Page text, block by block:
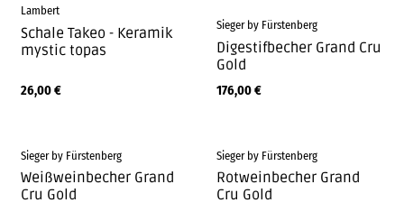
Lambert
Schale Takeo - Keramik
mystic topas
26,00€
Sieger by Fürstenberg
Digestifbecher Grand Cru
Gold
176,00€
Sieger by Fürstenberg
Weißweinbecher Grand
Cru Gold
Sieger by Fürstenberg
Rotweinbecher Grand
Cru Gold